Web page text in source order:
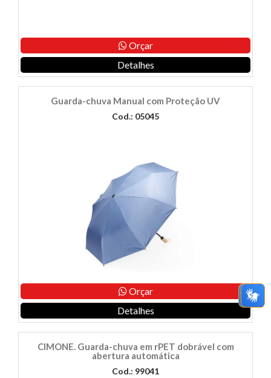
Orçar
Detalhes
Guarda-chuva Manual com Proteção UV
Cod.: 05045
Orçar
Detalhes
CIMONE. Guarda-chuva em rPET dobrável com
abertura automática
Cod.: 99041